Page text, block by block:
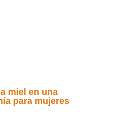
miel en una
para mujeres